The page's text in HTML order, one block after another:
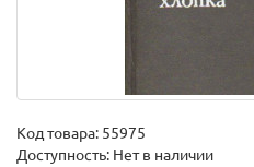
Код товара: 55975
Доступность: Нет в наличии